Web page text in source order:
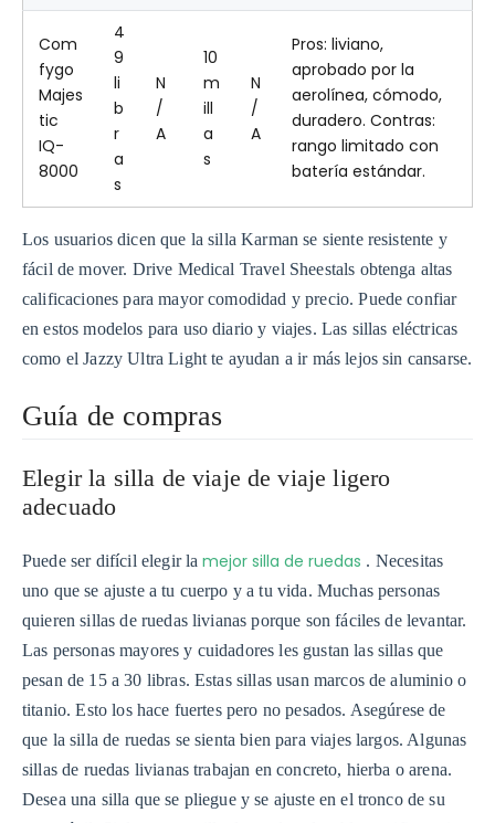
Com
fygo
Majes
tic
IQ-
8000
4
9
li
b
r
a
s
N
/
A
10
m
ill
a
s
N
/
A
Pros: liviano,
aprobado por la
aerolínea, cómodo,
duradero. Contras:
rango limitado con
batería estándar.
Los usuarios dicen que la silla Karman se siente resistente y
fácil de mover. Drive Medical Travel Sheestals obtenga altas
calificaciones para mayor comodidad y precio. Puede confiar
en estos modelos para uso diario y viajes. Las sillas eléctricas
como el Jazzy Ultra Light te ayudan a ir más lejos sin cansarse.
Guía de compras
Elegir la silla de viaje de viaje ligero
adecuado
Puede ser difícil elegir lamejor silla de ruedas . Necesitas
uno que se ajuste a tu cuerpo y a tu vida. Muchas personas
quieren sillas de ruedas livianas porque son fáciles de levantar.
Las personas mayores y cuidadores les gustan las sillas que
pesan de 15 a 30 libras. Estas sillas usan marcos de aluminio o
titanio. Esto los hace fuertes pero no pesados. Asegúrese de
que la silla de ruedas se sienta bien para viajes largos. Algunas
sillas de ruedas livianas trabajan en concreto, hierba o arena.
Desea una silla que se pliegue y se ajuste en el tronco de su